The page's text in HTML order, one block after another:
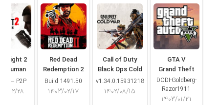
GTA V
Grand Theft
Auto V
DODI-Goldberg-
Razor1911
۱۴۰۳/۰۱/۳۱
Call of Duty
Black Ops Cold
War
v1.34.0.15931218
۱۴۰۲/۰۸/۱۵
Red Dead
Redemption 2
Build 1491.50
۱۴۰۳/۰۲/۱۷
Light 2
Human
– P2P
۱۴۰۳/